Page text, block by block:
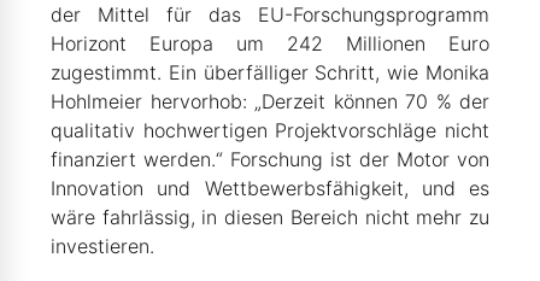
der Mittel für das EU-Forschungsprogramm
Horizont Europa um 242 Millionen Euro
zugestimmt. Ein überfälliger Schritt, wie Monika
Hohlmeier hervorhob: „Derzeit können 70 % der
qualitativ hochwertigen Projektvorschläge nicht
finanziert werden.“ Forschung ist der Motor von
Innovation und Wettbewerbsfähigkeit, und es
wäre fahrlässig, in diesen Bereich nicht mehr zu
investieren.